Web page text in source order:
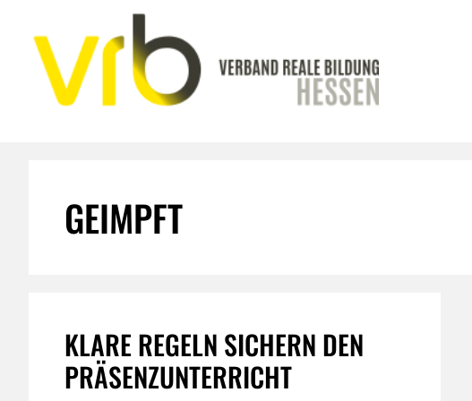
Inhalt
springen
GEIMPFT
KLARE REGELN SICHERN DEN
PRÄSENZUNTERRICHT